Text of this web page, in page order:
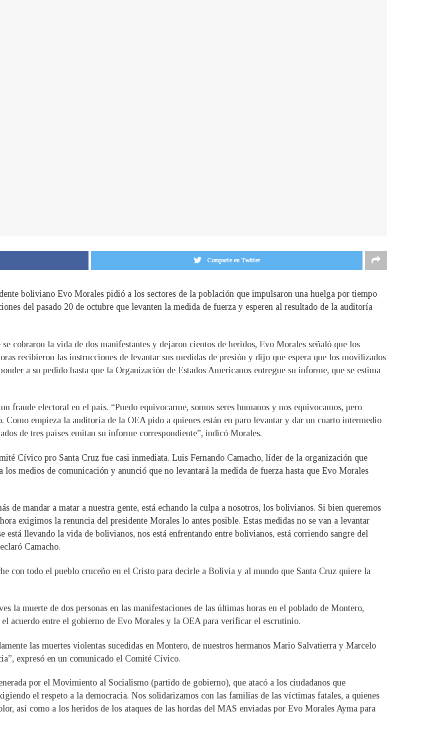
Comparte en Twitter
boliviano Evo Morales pidió a los sectores de la población que impulsaron una huelga por tiempo
del pasado 20 de octubre que levanten la medida de fuerza y esperen al resultado de la auditoría
cobraron la vida de dos manifestantes y dejaron cientos de heridos, Evo Morales señaló que los
recibieron las instrucciones de levantar sus medidas de presión y dijo que espera que los movilizados
a su pedido hasta que la Organización de Estados Americanos entregue su informe, que se estima
fraude electoral en el país. “Puedo equivocarme, somos seres humanos y nos equivocamos, pero
Como empieza la auditoría de la OEA pido a quienes están en paro levantar y dar un cuarto intermedio
de tres países emitan su informe correspondiente”, indicó Morales.
Cívico pro Santa Cruz fue casi inmediata. Luis Fernando Camacho, líder de la organización que
medios de comunicación y anunció que no levantará la medida de fuerza hasta que Evo Morales
de mandar a matar a nuestra gente, está echando la culpa a nosotros, los bolivianos. Si bien queremos
exigimos la renuncia del presidente Morales lo antes posible. Estas medidas no se van a levantar
está llevando la vida de bolivianos, nos está enfrentando entre bolivianos, está corriendo sangre del
Camacho.
con todo el pueblo cruceño en el Cristo para decirle a Bolivia y al mundo que Santa Cruz quiere la
la muerte de dos personas en las manifestaciones de las últimas horas en el poblado de Montero,
acuerdo entre el gobierno de Evo Morales y la OEA para verificar el escrutinio.
las muertes violentas sucedidas en Montero, de nuestros hermanos Mario Salvatierra y Marcelo
expresó en un comunicado el Comité Cívico.
por el Movimiento al Socialismo (partido de gobierno), que atacó a los ciudadanos que
el respeto a la democracia. Nos solidarizamos con las familias de las víctimas fatales, a quienes
así como a los heridos de los ataques de las hordas del MAS enviadas por Evo Morales Ayma para